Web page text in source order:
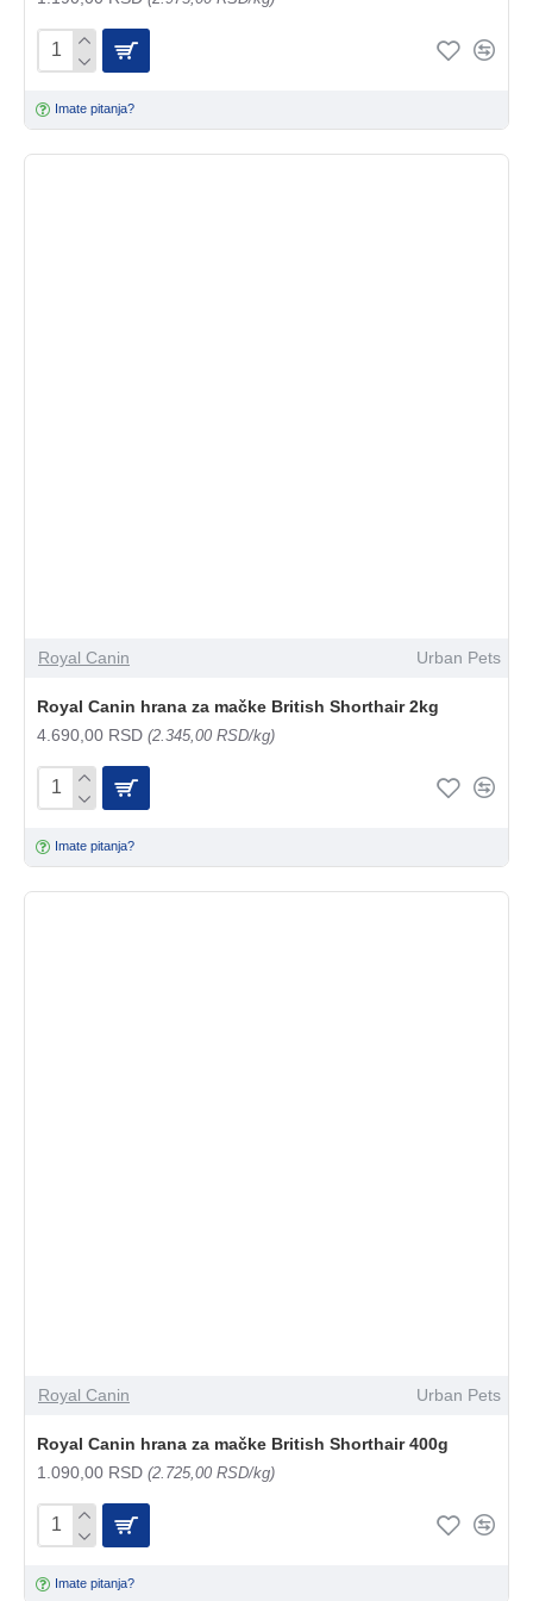
Imate pitanja?
Royal Canin Urban Pets
Royal Canin hrana za mačke British Shorthair 2kg
4.690,00 RSD (2.345,00 RSD/kg)
Imate pitanja?
Royal Canin Urban Pets
Royal Canin hrana za mačke British Shorthair 400g
1.090,00 RSD (2.725,00 RSD/kg)
Imate pitanja?